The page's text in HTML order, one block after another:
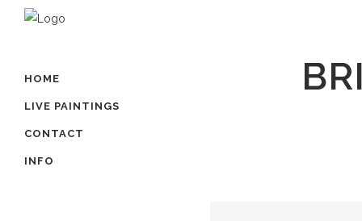
HOME
LIVE PAINTINGS
CONTACT
INFO